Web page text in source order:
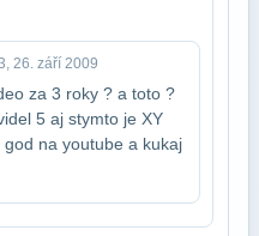
26. září 2009
za 3 roky ? a toto ?
5 aj stymto je XY
god na youtube a kukaj